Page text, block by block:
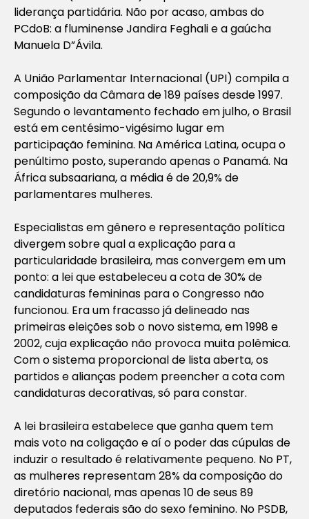
liderança partidária. Não por acaso, ambas do
PCdoB: a fluminense Jandira Feghali e a gaúcha
Manuela D”Ávila.
A União Parlamentar Internacional (UPI) compila a
composição da Câmara de 189 países desde 1997.
Segundo o levantamento fechado em julho, o Brasil
está em centésimo-vigésimo lugar em
participação feminina. Na América Latina, ocupa o
penúltimo posto, superando apenas o Panamá. Na
África subsaariana, a média é de 20,9% de
parlamentares mulheres.
Especialistas em gênero e representação política
divergem sobre qual a explicação para a
particularidade brasileira, mas convergem em um
ponto: a lei que estabeleceu a cota de 30% de
candidaturas femininas para o Congresso não
funcionou. Era um fracasso já delineado nas
primeiras eleições sob o novo sistema, em 1998 e
2002, cuja explicação não provoca muita polêmica.
Com o sistema proporcional de lista aberta, os
partidos e alianças podem preencher a cota com
candidaturas decorativas, só para constar.
A lei brasileira estabelece que ganha quem tem
mais voto na coligação e aí o poder das cúpulas de
induzir o resultado é relativamente pequeno. No PT,
as mulheres representam 28% da composição do
diretório nacional, mas apenas 10 de seus 89
deputados federais são do sexo feminino. No PSDB,